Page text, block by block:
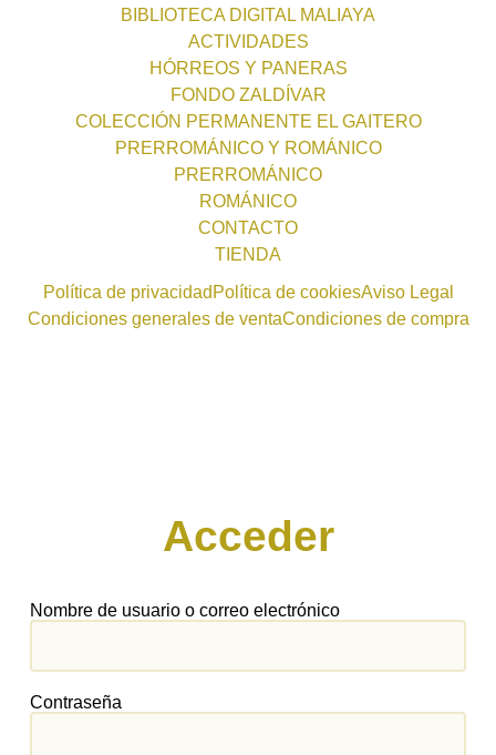
BIBLIOTECA DIGITAL MALIAYA
ACTIVIDADES
HÓRREOS Y PANERAS
FONDO ZALDÍVAR
COLECCIÓN PERMANENTE EL GAITERO
PRERROMÁNICO Y ROMÁNICO
PRERROMÁNICO
ROMÁNICO
CONTACTO
TIENDA
Política de privacidad Política de cookiesAviso Legal
Condiciones generales de ventaCondiciones de compra
Acceder
Nombre de usuario o correo electrónico
Contraseña